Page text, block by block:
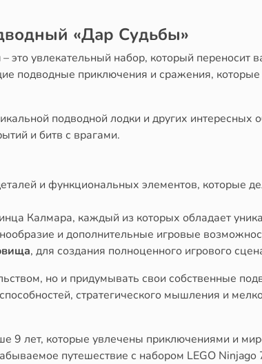
«Дар Судьбы»
– это увлекательный набор, который переносит
подводные приключения и сражения, которые
подводной лодки и других интересных
и битв с врагами.
и функциональных элементов, которые
Калмара, каждый из которых обладает
и дополнительные игровые
, для создания полноценного игрового
но и придумывать свои собственные
стратегического мышления и
9 лет, которые увлечены приключениями и
путешествие с набором LEGO